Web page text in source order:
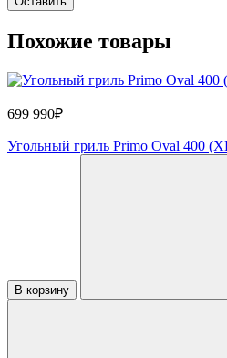
Похожие товары
699 990₽
Угольный гриль Primo Oval 400
В корзину